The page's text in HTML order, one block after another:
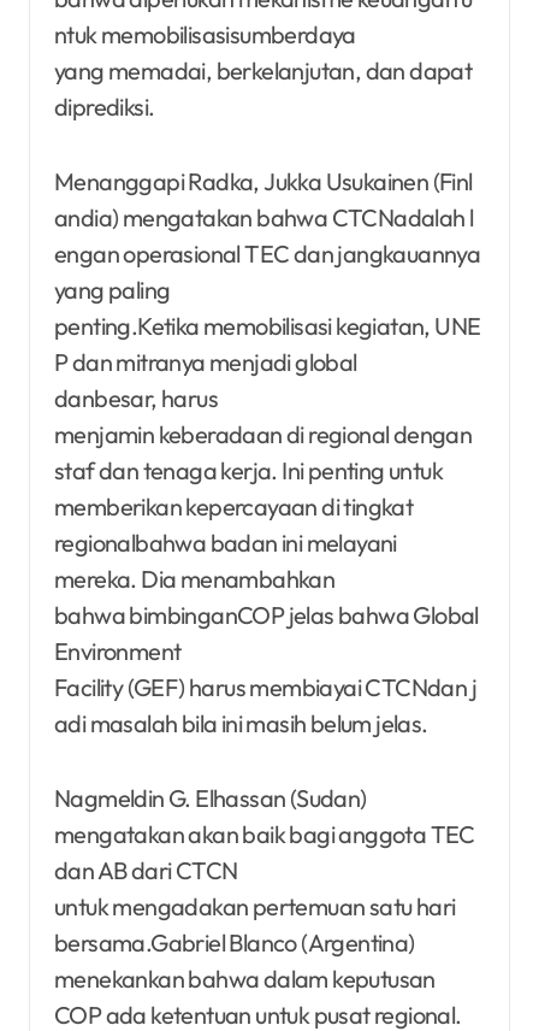
ntuk memobilisasisumberdaya
yang memadai, berkelanjutan, dan dapat
diprediksi.
Menanggapi Radka, Jukka Usukainen (Finl
andia) mengatakan bahwa CTCNadalah l
engan operasional TEC dan jangkauannya
yang paling
penting.Ketika memobilisasi kegiatan, UNE
P dan mitranya menjadi global
danbesar, harus
menjamin keberadaan di regional dengan
staf dan tenaga kerja. Ini penting untuk
memberikan kepercayaan di tingkat
regionalbahwa badan ini melayani
mereka. Dia menambahkan
bahwa bimbinganCOP jelas bahwa Global
Environment
Facility (GEF) harus membiayai CTCNdan j
adi masalah bila ini masih belum jelas.
Nagmeldin G. Elhassan (Sudan)
mengatakan akan baik bagi anggota TEC
dan AB dari CTCN
untuk mengadakan pertemuan satu hari
bersama.Gabriel Blanco (Argentina)
menekankan bahwa dalam keputusan
COP ada ketentuan untuk pusat regional.